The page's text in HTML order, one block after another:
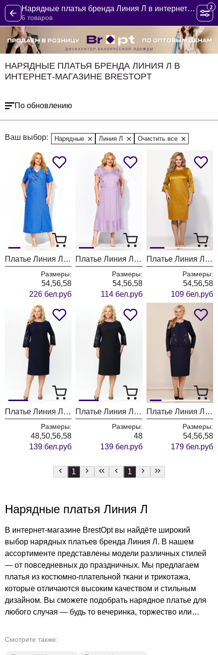
Нарядные платья бренда Линия Л в интернет-магазине BrestOpt
6 товаров
2
НАРЯДНЫЕ ПЛАТЬЯ БРЕНДА ЛИНИЯ Л В
ИНТЕРНЕТ-МАГАЗИНЕ BRESTOPT
По обновлению
Ваш выбор: Нарядные Линия Л Очистить все
Платье Линия Л Б-2124 голубой
Размеры:
54,56,58
226 бел.руб
Платье Линия Л Б-2070
Размеры:
54,56,58
114 бел.руб
Платье Линия Л Б-2046 горчица
Размеры:
54,56,58
109 бел.руб
Платье Линия Л Б-1967 темно-синий
Размеры:
48,50,56,58
139 бел.руб
Платье Линия Л Б-1967 черный
Размеры:
48
139 бел.руб
Платье Линия Л Б-1966 тёмно-синий
Размеры:
54,56,58
179 бел.руб
1 1
Нарядные платья Линия Л
В интернет-магазине BrestOpt вы найдёте широкий
выбор нарядных платьев бренда Линия Л. В нашем
ассортименте представлены модели различных стилей
— от повседневных до праздничных. Мы предлагаем
платья из костюмно-плательной ткани и трикотажа,
которые отличаются высоким качеством и стильным
дизайном. Вы сможете подобрать нарядное платье для
любого случая — будь то вечеринка, торжество или
разнообразных цветов — от классического синего до
Смотрите также: